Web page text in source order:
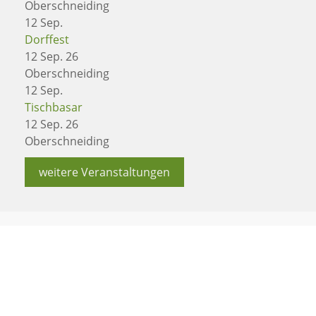
Oberschneiding
12 Sep.
Dorffest
12 Sep. 26
Oberschneiding
12 Sep.
Tischbasar
12 Sep. 26
Oberschneiding
weitere Veranstaltungen